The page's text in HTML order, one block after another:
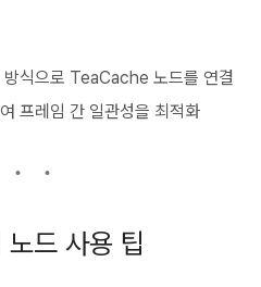
식으로 TeaCache 노드를 연결
프레임 간 일관성을 최적화
드 사용 팁